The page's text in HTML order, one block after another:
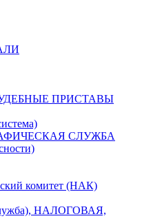
ПРИСТАВЫ
СЛУЖБА
комитет (НАК)
НАЛОГОВАЯ,